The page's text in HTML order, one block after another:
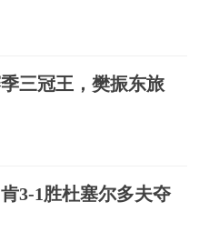
三冠王，樊振东旅
3-1胜杜塞尔多夫夺